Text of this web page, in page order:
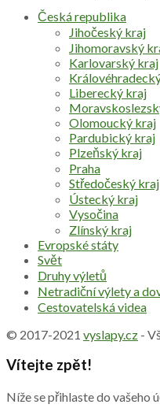
Česká republika
Jihočeský kraj
Jihomoravský
Karlovarský kraj
Liberecký kraj
Olomoucký kraj
Pardubický kraj
Plzeňský kraj
Praha
Středočeský kraj
Ústecký kraj
Vysočina
Zlínský kraj
Evropské státy
Svět
Druhy výletů
Netradiční výlety a
Cestovatelská videa
© 2017-2021 vyslapy.cz -
Vítejte zpět!
Níže se přihlaste do vašeho